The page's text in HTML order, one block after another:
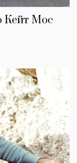
Кейт Мос